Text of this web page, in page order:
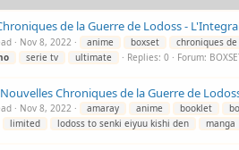
de la Guerre de Lodoss -
Nov 8, 2022 anime boxset chroniques
serie tv ultimate Replies: 0 Forum:
Nouvelles Chroniques de la Guerre de
Nov 8, 2022 amaray anime booklet
limited lodoss to senki eiyuu kishi den manga